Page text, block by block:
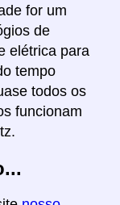
for um
de
elétrica para
tempo
todos os
funcionam